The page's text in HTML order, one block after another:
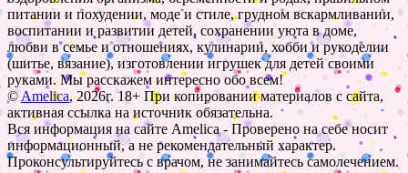
питании и похудении, моде и стиле, грудном вскармливании,
воспитании и развитии детей, сохранении уюта в доме,
любви в семье и отношениях, кулинарии, хобби и рукоделии
(шитье, вязание), изготовлении игрушек для детей своими
руками. Мы расскажем интересно обо всем!
©Amelica, 2026г. 18+ При копировании материалов с сайта,
активная ссылка на источник обязательна.
Вся информация на сайте Amelica - Проверено на себе носит
информационный, а не рекомендательный характер.
Проконсультируйтесь с врачом, не занимайтесь самолечением.